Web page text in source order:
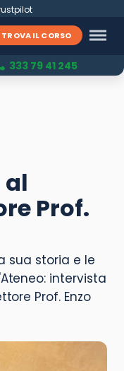
TROVA IL CORSO
333 79 41 245
Prof.
sua storia e le
intervista
Prof. Enzo